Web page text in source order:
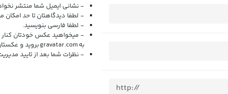
- نشانی ایمیل شما منتشر
- لطفا دیدگاهتان تا حد امکان
- لطفا فارسی بنویسید.
- میخواهید عکس خودتان کنار
بهgravatar.comبروید و
- نظرات شما بعد از تایید